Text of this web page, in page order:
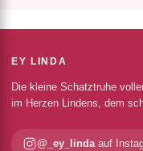
EY LINDA
Die kleine Schatztruhe
im Herzen Lindens, dem
@_ey_lindaauf